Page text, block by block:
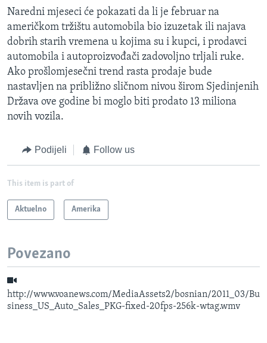
Naredni mjeseci će pokazati da li je februar na
američkom tržištu automobila bio izuzetak ili najava
dobrih starih vremena u kojima su i kupci, i prodavci
automobila i autoproizvođači zadovoljno trljali ruke.
Ako prošlomjesečni trend rasta prodaje bude
nastavljen na približno sličnom nivou širom Sjedinjenih
Država ove godine bi moglo biti prodato 13 miliona
novih vozila.
Podijeli Follow us
This item is part of
Aktuelno Amerika
Povezano
http://www.voanews.com/MediaAssets2/bosnian/2011_03/Bu
siness_US_Auto_Sales_PKG-fixed-20fps-256k-wtag.wmv